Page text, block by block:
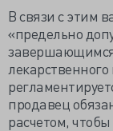
В связи с этим
«предельно
завершающимся
продавец
расчетом,